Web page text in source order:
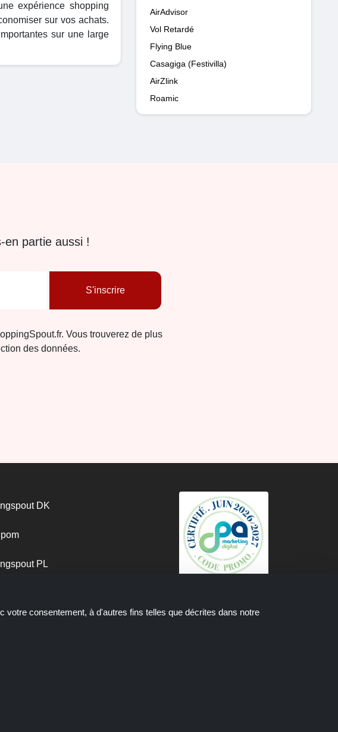
expérience shopping
sur vos achats.
sur une large
AirAdvisor
Vol Retardé
Flying Blue
Casagiga (Festivilla)
AirZlink
Roamic
en partie aussi !
S'inscrire
Vous trouverez de plus
des données.
DK
PL
gagner une commission d'affiliation sur le site que
consentement, à d'autres fins telles que décrites dans notre